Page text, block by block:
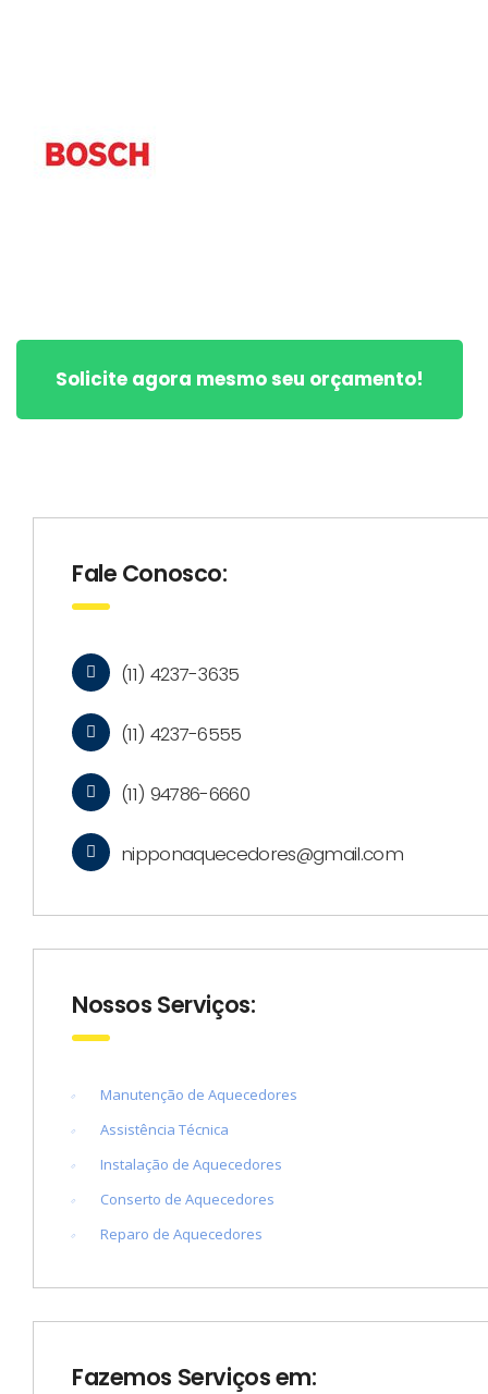
Solicite agora mesmo seu orçamento!
Fale Conosco:
(11) 4237-3635
(11) 4237-6555
(11) 94786-6660
nipponaquecedores@gmail.com
Nossos Serviços:
Manutenção de Aquecedores
Assistência Técnica
Instalação de Aquecedores
Conserto de Aquecedores
Reparo de Aquecedores
Fazemos Serviços em: